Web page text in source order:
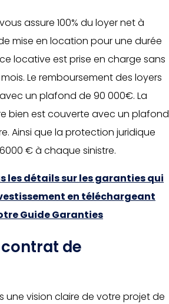
assure 100% du loyer net à
mise en location pour une durée
locative est prise en charge sans
Le remboursement des loyers
un plafond de 90 000€. La
bien est couverte avec un plafond
Ainsi que la protection juridique
€ à chaque sinistre.
les détails sur les garanties qui
en téléchargeant
Guide Garanties
de
une vision claire de votre projet de